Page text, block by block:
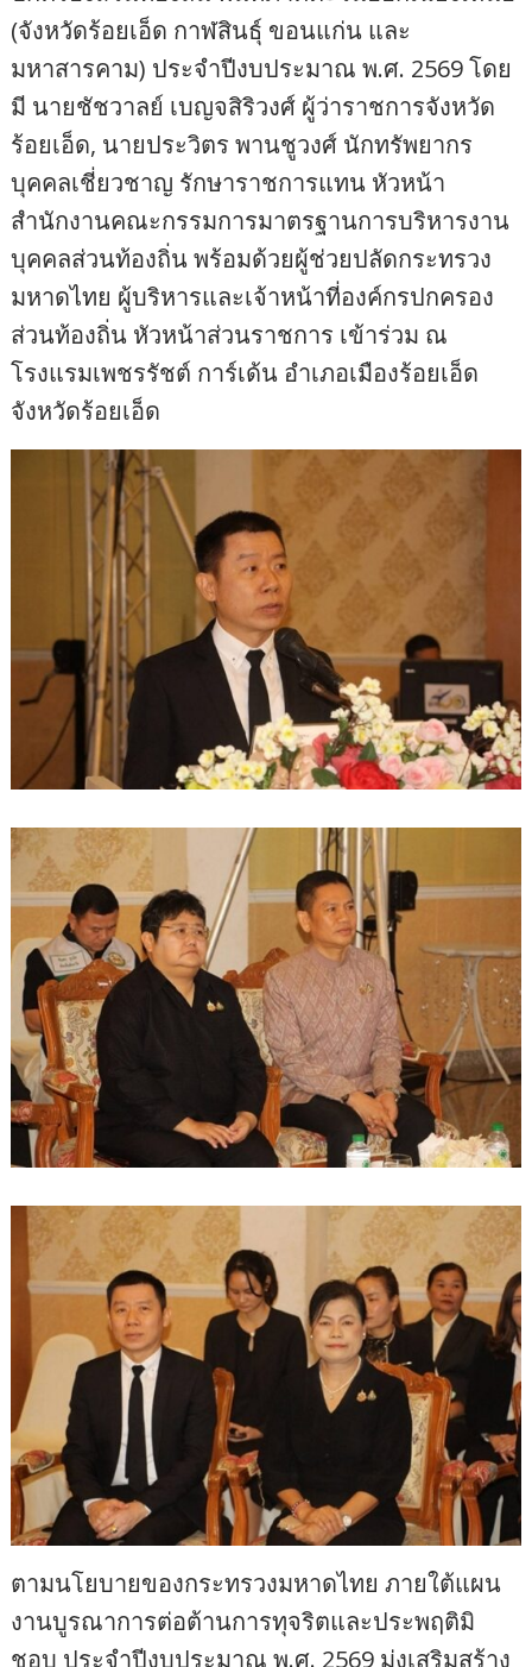
(จังหวัดร้อยเอ็ด กาฬสินธุ์ ขอนแก่น และ
มหาสารคาม) ประจำปีงบประมาณ พ.ศ. 2569 โดย
มี นายชัชวาลย์ เบญจสิริวงศ์ ผู้ว่าราชการจังหวัด
ร้อยเอ็ด, นายประวิตร พานชูวงศ์ นักทรัพยากร
บุคคลเชี่ยวชาญ รักษาราชการแทน หัวหน้า
สำนักงานคณะกรรมการมาตรฐานการบริหารงาน
บุคคลส่วนท้องถิ่น พร้อมด้วยผู้ช่วยปลัดกระทรวง
มหาดไทย ผู้บริหารและเจ้าหน้าที่องค์กรปกครอง
ส่วนท้องถิ่น หัวหน้าส่วนราชการ เข้าร่วม ณ
โรงแรมเพชรรัชต์ การ์เด้น อำเภอเมืองร้อยเอ็ด
จังหวัดร้อยเอ็ด
ตามนโยบายของกระทรวงมหาดไทย ภายใต้แผน
งานบูรณาการต่อต้านการทุจริตและประพฤติมิ
ชอบ ประจำปีงบประมาณ พ.ศ. 2569 มุ่งเสริมสร้าง